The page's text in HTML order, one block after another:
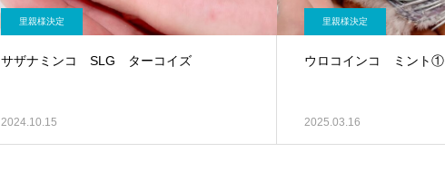
里親様決定
サザナミンコ SLG ターコイズ
2024.10.15
里親様決定
ウロコインコ ミント①
2025.03.16